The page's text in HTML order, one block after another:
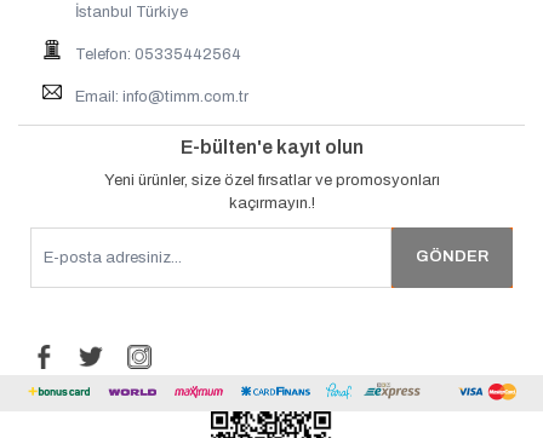
İstanbul Türkiye
Telefon: 05335442564
Email: info@timm.com.tr
E-bülten'e kayıt olun
Yeni ürünler, size özel fırsatlar ve promosyonları
kaçırmayın.!